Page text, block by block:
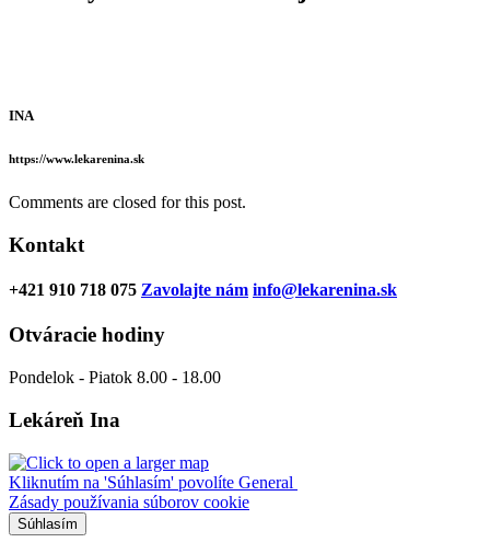
INA
https://www.lekarenina.sk
Comments are closed for this post.
Kontakt
+421 910 718 075 Zavolajte nám info@lekarenina.sk
Otváracie hodiny
Pondelok - Piatok 8.00 - 18.00
Lekáreň Ina
Kliknutím na 'Súhlasím' povolíte General
Zásady používania súborov cookie
Súhlasím